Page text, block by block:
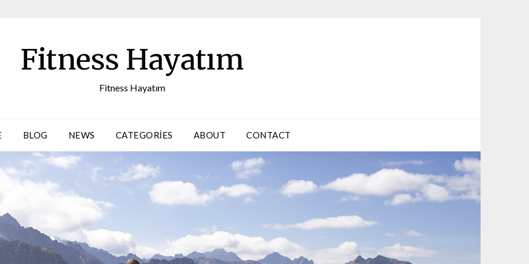
Fitness Hayatım
Fitness Hayatım
BLOG NEWS CATEGORIES ABOUT CONTACT